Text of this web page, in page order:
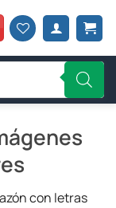
con letras